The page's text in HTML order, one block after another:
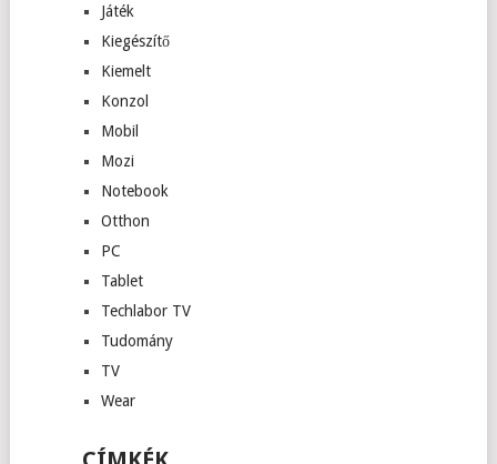
Játék
Kiegészítő
Kiemelt
Konzol
Mobil
Mozi
Notebook
Otthon
PC
Tablet
Techlabor TV
Tudomány
TV
Wear